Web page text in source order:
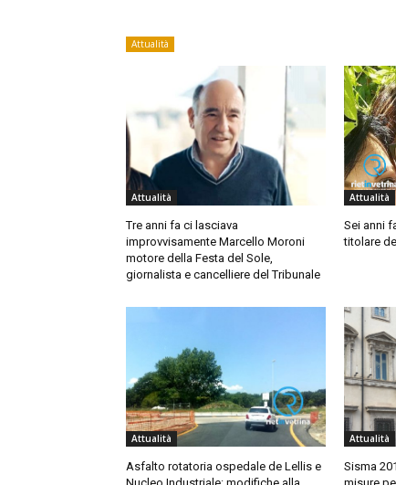
Attualità
Attualità
Tre anni fa ci lasciava
improvvisamente Marcello Moroni
motore della Festa del Sole,
giornalista e cancelliere del Tribunale
Attualità
Sei anni
titolare
Attualità
Asfalto rotatoria ospedale de Lellis e
Attualità
Sisma